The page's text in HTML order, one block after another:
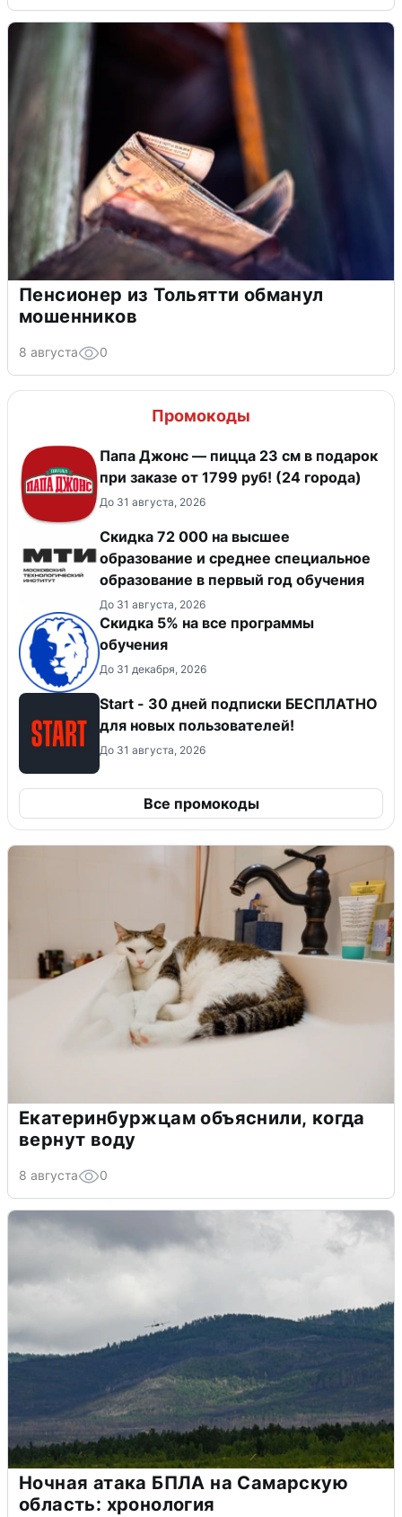
Пенсионер из Тольятти обманул
мошенников
8 августа 0
Промокоды
Папа Джонс — пицца 23 см в подарок
при заказе от 1799 руб! (24 города)
До 31 августа, 2026
Скидка 72 000 на высшее
образование и среднее специальное
образование в первый год обучения
До 31 августа, 2026
Скидка 5% на все программы
обучения
До 31 декабря, 2026
Start - 30 дней подписки БЕСПЛАТНО
для новых пользователей!
До 31 августа, 2026
Все промокоды
Екатеринбуржцам объяснили, когда
вернут воду
8 августа 0
Ночная атака БПЛА на Самарскую
область: хронология